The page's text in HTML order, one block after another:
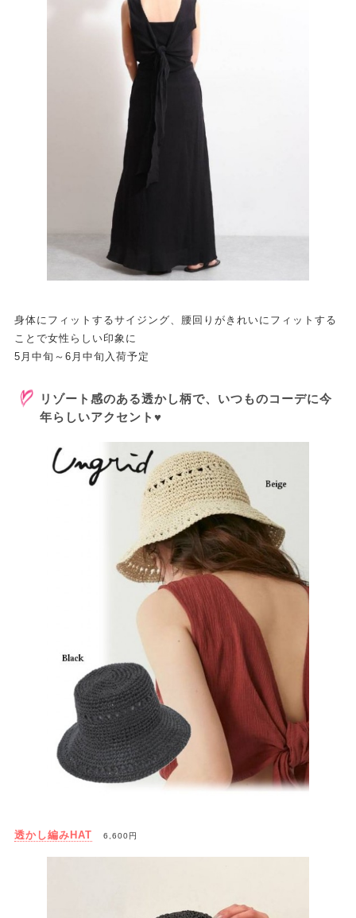
身体にフィットするサイジング、腰回りがきれいにフィットする
ことで女性らしい印象に
5月中旬～6月中旬入荷予定
リゾート感のある透かし柄で、いつものコーデに今
年らしいアクセント♥
透かし編みHAT 6,600円